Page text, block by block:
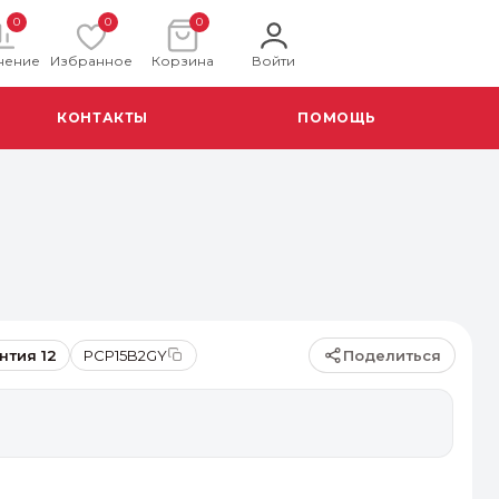
0 0
Избранное
0
Корзина Войти
КОНТАКТЫ ПОМОЩЬ
Поделиться
12 PCP15B2GY